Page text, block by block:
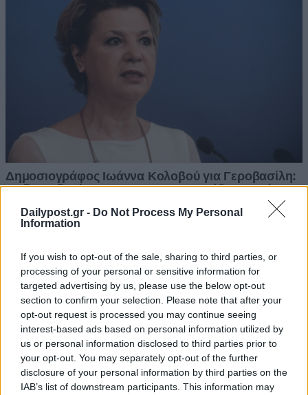
Dailypost.gr - Do Not Process My Personal
Information
If you wish to opt-out of the sale, sharing to third parties, or
processing of your personal or sensitive information for
targeted advertising by us, please use the below opt-out
section to confirm your selection. Please note that after your
opt-out request is processed you may continue seeing
interest-based ads based on personal information utilized by
us or personal information disclosed to third parties prior to
your opt-out. You may separately opt-out of the further
disclosure of your personal information by third parties on the
IAB’s list of downstream participants. This information may